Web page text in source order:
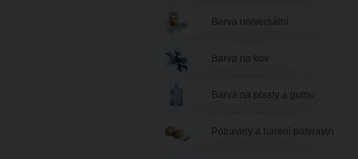
Barva universální
Barva na kov
Barva na plasty a gumu
Potraviny a balení potvravin